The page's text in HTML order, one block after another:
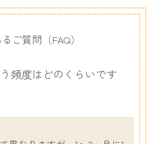
ご質問（FAQ）
頻度はどのくらいです